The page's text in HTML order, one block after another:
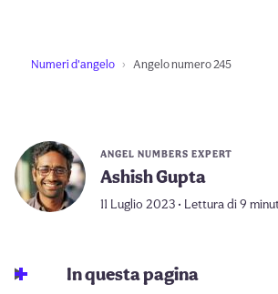
Numeri d'angelo Angelo numero 245
ANGEL NUMBERS EXPERT
Ashish Gupta
11 Luglio 2023 • Lettura di 9
In questa pagina